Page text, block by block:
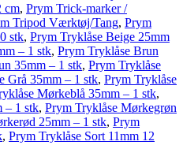
cm, Prym Trick-marker /
Tripod Værktøj/Tang, Prym
stk, Prym Tryklåse Beige 25mm
– 1 stk, Prym Tryklåse Brun
35mm – 1 stk, Prym Tryklåse
Grå 35mm – 1 stk, Prym Tryklåse
Mørkeblå 35mm – 1 stk,
– 1 stk, Prym Tryklåse Mørkegrøn
25mm – 1 stk, Prym
, Prym Tryklåse Sort 11mm 12